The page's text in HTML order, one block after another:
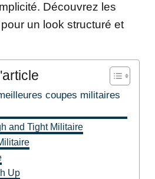
Découvrez les
un look structuré et
coupes militaires
and Tight Militaire
Up